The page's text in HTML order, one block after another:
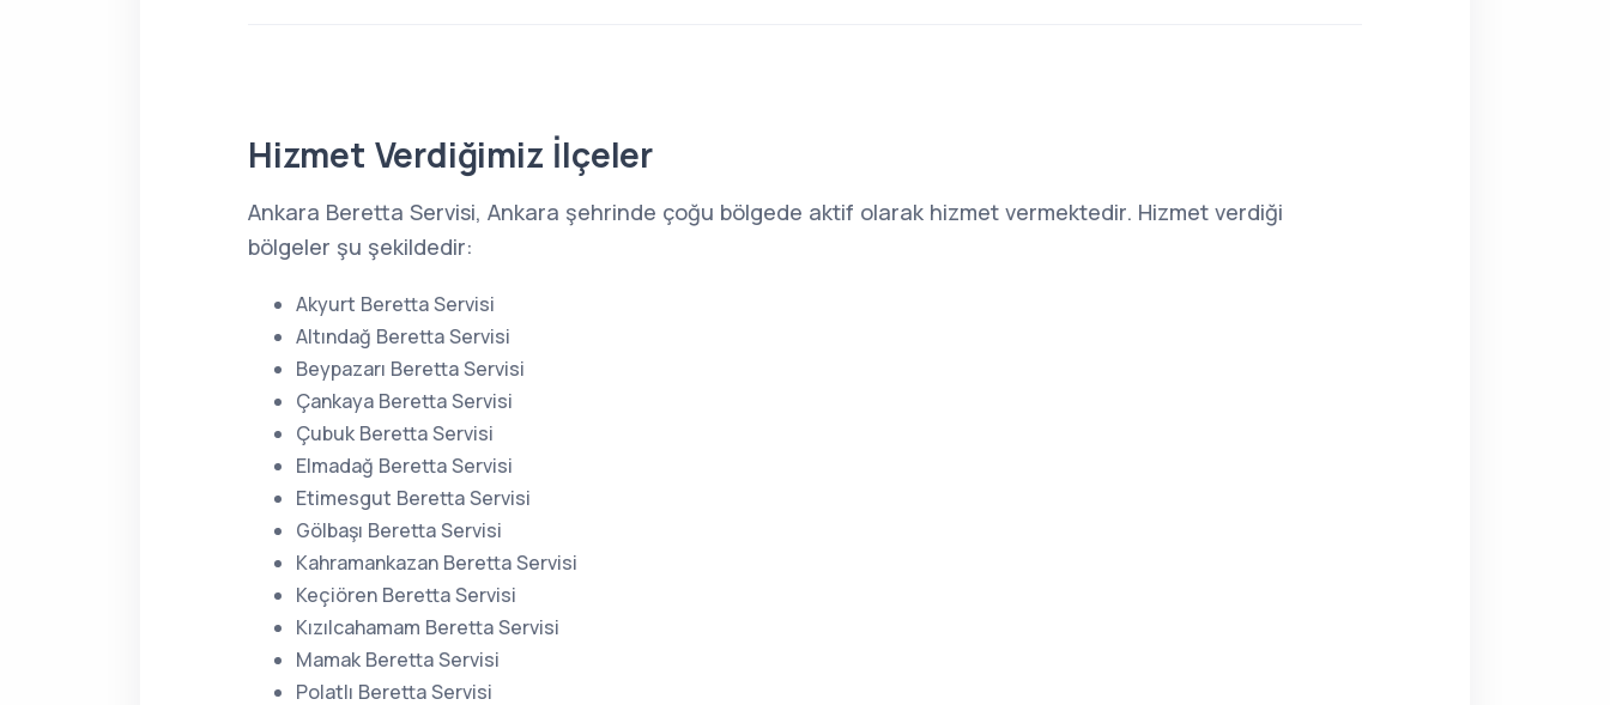
Hizmet Verdiğimiz İlçeler
Ankara Beretta Servisi, Ankara şehrinde çoğu bölgede aktif olarak hizmet vermektedir. Hizmet verdiği
bölgeler şu şekildedir:
Akyurt Beretta Servisi
Altındağ Beretta Servisi
Beypazarı Beretta Servisi
Çankaya Beretta Servisi
Çubuk Beretta Servisi
Elmadağ Beretta Servisi
Etimesgut Beretta Servisi
Gölbaşı Beretta Servisi
Kahramankazan Beretta Servisi
Keçiören Beretta Servisi
Kızılcahamam Beretta Servisi
Mamak Beretta Servisi
Polatlı Beretta Servisi